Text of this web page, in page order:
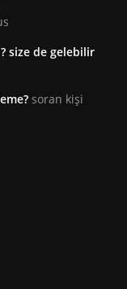
size de gelebilir
soran kişi